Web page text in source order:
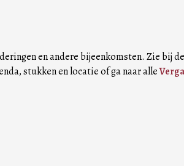
en andere bijeenkomsten. Zie bij
stukken en locatie of ga naar alle